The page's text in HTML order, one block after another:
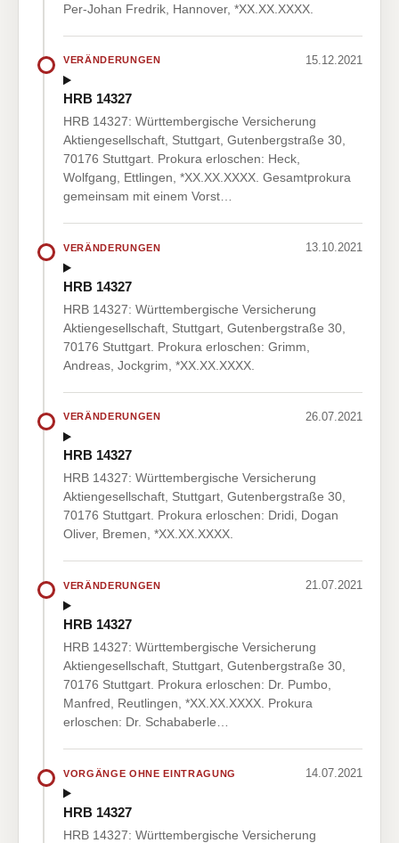
Per-Johan Fredrik, Hannover, *XX.XX.XXXX.
VERÄNDERUNGEN 15.12.2021
HRB 14327
HRB 14327: Württembergische Versicherung
Aktiengesellschaft, Stuttgart, Gutenbergstraße 30,
70176 Stuttgart. Prokura erloschen: Heck,
Wolfgang, Ettlingen, *XX.XX.XXXX. Gesamtprokura
gemeinsam mit einem Vorst…
VERÄNDERUNGEN 13.10.2021
HRB 14327
HRB 14327: Württembergische Versicherung
Aktiengesellschaft, Stuttgart, Gutenbergstraße 30,
70176 Stuttgart. Prokura erloschen: Grimm,
Andreas, Jockgrim, *XX.XX.XXXX.
VERÄNDERUNGEN 26.07.2021
HRB 14327
HRB 14327: Württembergische Versicherung
Aktiengesellschaft, Stuttgart, Gutenbergstraße 30,
70176 Stuttgart. Prokura erloschen: Dridi, Dogan
Oliver, Bremen, *XX.XX.XXXX.
VERÄNDERUNGEN 21.07.2021
HRB 14327
HRB 14327: Württembergische Versicherung
Aktiengesellschaft, Stuttgart, Gutenbergstraße 30,
70176 Stuttgart. Prokura erloschen: Dr. Pumbo,
Manfred, Reutlingen, *XX.XX.XXXX. Prokura
erloschen: Dr. Schababerle…
VORGÄNGE OHNE EINTRAGUNG 14.07.2021
HRB 14327
HRB 14327: Württembergische Versicherung